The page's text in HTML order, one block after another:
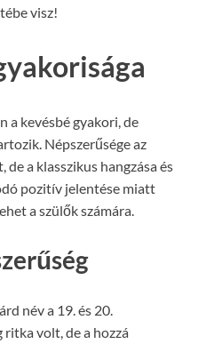
visz!
a kevésbé gyakori, de
Népszerűsége az
a klasszikus hangzása és
pozitív jelentése miatt
a szülők számára.
név a 19. és 20.
ritka volt, de a hozzá